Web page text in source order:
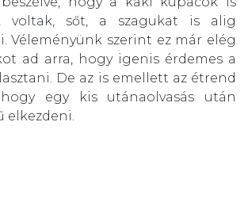
voltak, sőt, a szagukat is alig
Véleményünk szerint ez már elég
ad arra, hogy igenis érdemes a
De az is emellett az étrend
egy kis utánaolvasás után
elkezdeni.